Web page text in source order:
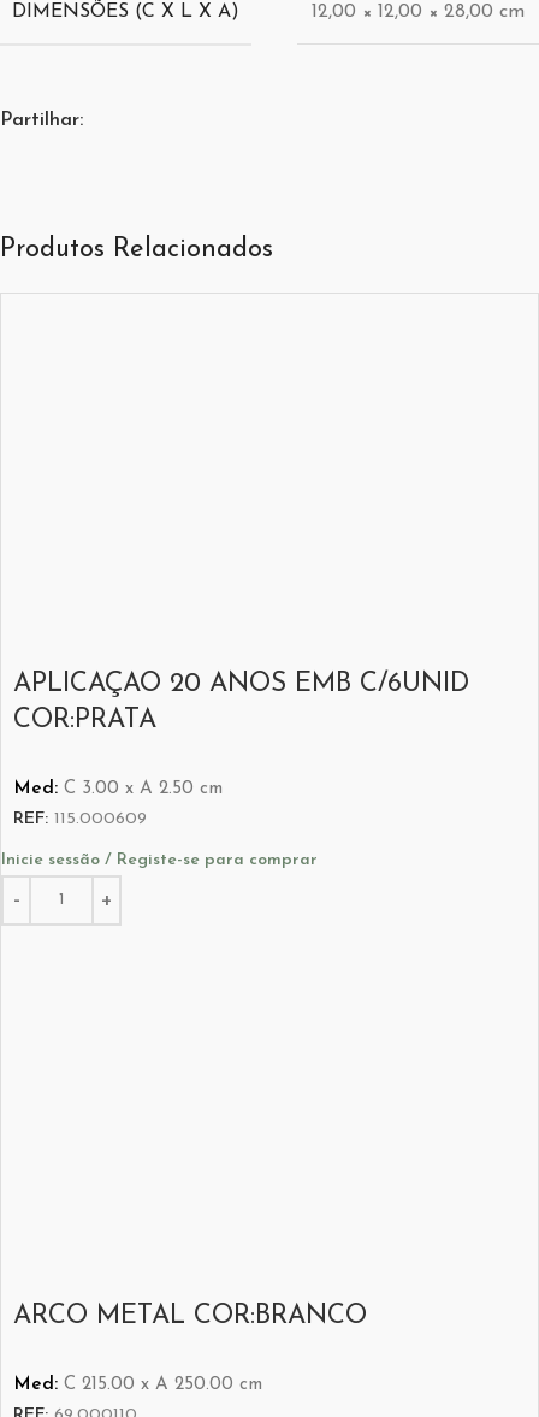
DIMENSÕES (C X L X A) 12,00 × 12,00 × 28,00 cm
Partilhar:
Produtos Relacionados
APLICAÇAO 20 ANOS EMB C/6UNID
COR:PRATA
Med: C 3.00 x A 2.50 cm
REF: 115.000609
Inicie sessão / Registe-se para comprar
ARCO METAL COR:BRANCO
Med: C 215.00 x A 250.00 cm